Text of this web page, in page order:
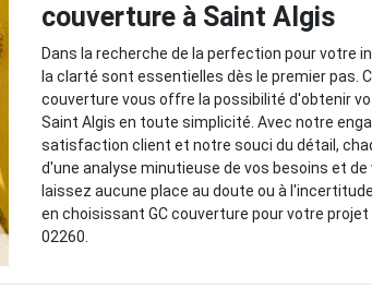
couverture à Saint Algis
Dans la recherche de la perfection pour votre
la clarté sont essentielles dès le premier pas.
couverture vous offre la possibilité d'obtenir
Saint Algis en toute simplicité. Avec notre
satisfaction client et notre souci du détail,
d'une analyse minutieuse de vos besoins et
laissez aucune place au doute ou à
en choisissant GC couverture pour votre
02260.